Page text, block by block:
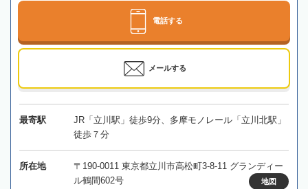
電話する
メールする
最寄駅
JR「立川駅」徒歩9分、多摩モノレール「立川北駅」
徒歩７分
所在地
〒190-0011 東京都立川市高松町3-8-11 グランディー
ル鶴間602号
地図